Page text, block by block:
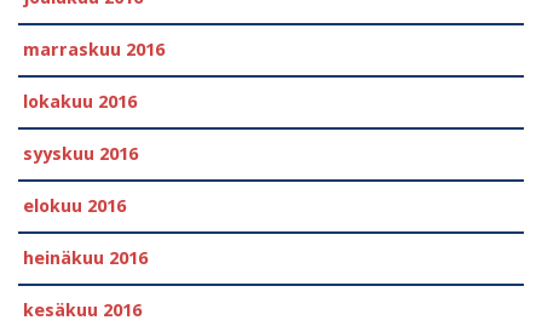
marraskuu 2016
lokakuu 2016
syyskuu 2016
elokuu 2016
heinäkuu 2016
kesäkuu 2016